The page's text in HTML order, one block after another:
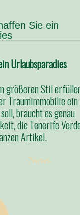
Urlaubsparadies
größeren Stil
Traumimmobilie ein
braucht es genau
die Tenerife
Artikel.
News